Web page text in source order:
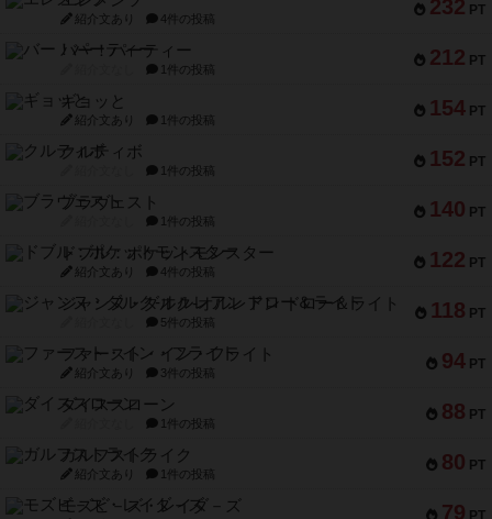
232 PT
紹介文あり 4件の投稿
212 PT
バー！パーティー
1件の投稿
154 PT
ギョッと
紹介文あり 1件の投稿
152 PT
クルティボ
1件の投稿
140 PT
ブラヴェスト
1件の投稿
122 PT
ドブル：ポケットモンスター
紹介文あり 4件の投稿
118 PT
ジャンヌ・ダルク-オルレアン ドロー＆ライト
5件の投稿
94 PT
ファースト・イン・フライト
紹介文あり 3件の投稿
88 PT
ダイススローン
1件の投稿
80 PT
ガルフストライク
紹介文あり 1件の投稿
79
モズビ－ズ・レイダ－ズ